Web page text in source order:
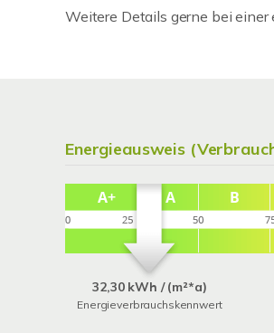
Weitere Details gerne bei einer
Energieausweis
32,30 kWh / (m²*a)
Energieverbrauchskennwert